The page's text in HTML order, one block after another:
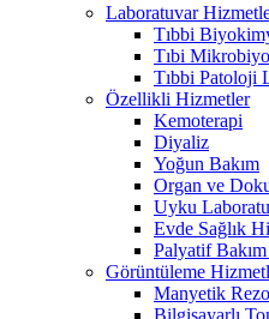
Laboratuvar
Tıbbi
Tıbi
Tıbbi Patoloji
Özellikli Hizmetler
Kemoterapi
Diyaliz
Yoğun Bakım
Organ ve
Uyku
Evde Sağlık
Palyatif
Görüntüleme
Manyetik
Bilgisayarlı